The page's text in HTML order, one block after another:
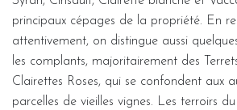
principaux cépages de la propriété. En
attentivement, on distingue aussi
les complants, majoritairement des
Clairettes Roses, qui se confondent aux
parcelles de vieilles vignes. Les terroirs